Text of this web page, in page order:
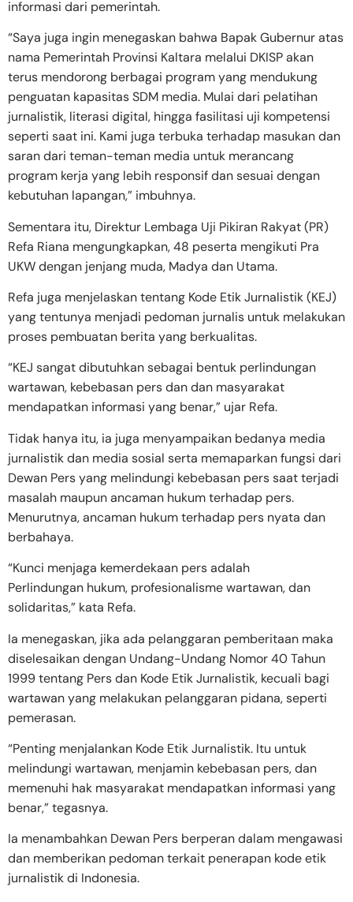
informasi dari pemerintah.
“Saya juga ingin menegaskan bahwa Bapak Gubernur atas
nama Pemerintah Provinsi Kaltara melalui DKISP akan
terus mendorong berbagai program yang mendukung
penguatan kapasitas SDM media. Mulai dari pelatihan
jurnalistik, literasi digital, hingga fasilitasi uji kompetensi
seperti saat ini. Kami juga terbuka terhadap masukan dan
saran dari teman-teman media untuk merancang
program kerja yang lebih responsif dan sesuai dengan
kebutuhan lapangan,” imbuhnya.
Sementara itu, Direktur Lembaga Uji Pikiran Rakyat (PR)
Refa Riana mengungkapkan, 48 peserta mengikuti Pra
UKW dengan jenjang muda, Madya dan Utama.
Refa juga menjelaskan tentang Kode Etik Jurnalistik (KEJ)
yang tentunya menjadi pedoman jurnalis untuk melakukan
proses pembuatan berita yang berkualitas.
“KEJ sangat dibutuhkan sebagai bentuk perlindungan
wartawan, kebebasan pers dan dan masyarakat
mendapatkan informasi yang benar,” ujar Refa.
Tidak hanya itu, ia juga menyampaikan bedanya media
jurnalistik dan media sosial serta memaparkan fungsi dari
Dewan Pers yang melindungi kebebasan pers saat terjadi
masalah maupun ancaman hukum terhadap pers.
Menurutnya, ancaman hukum terhadap pers nyata dan
berbahaya.
“Kunci menjaga kemerdekaan pers adalah
Perlindungan hukum, profesionalisme wartawan, dan
solidaritas,” kata Refa.
Ia menegaskan, jika ada pelanggaran pemberitaan maka
diselesaikan dengan Undang-Undang Nomor 40 Tahun
1999 tentang Pers dan Kode Etik Jurnalistik, kecuali bagi
wartawan yang melakukan pelanggaran pidana, seperti
pemerasan.
“Penting menjalankan Kode Etik Jurnalistik. Itu untuk
melindungi wartawan, menjamin kebebasan pers, dan
memenuhi hak masyarakat mendapatkan informasi yang
benar,” tegasnya.
Ia menambahkan Dewan Pers berperan dalam mengawasi
dan memberikan pedoman terkait penerapan kode etik
jurnalistik di Indonesia.